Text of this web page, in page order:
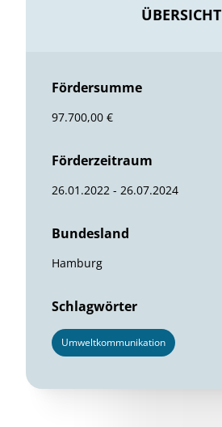
ÜBERSICHT
Fördersumme
97.700,00 €
Förderzeitraum
26.01.2022 - 26.07.2024
Bundesland
Hamburg
Schlagwörter
Umweltkommunikation